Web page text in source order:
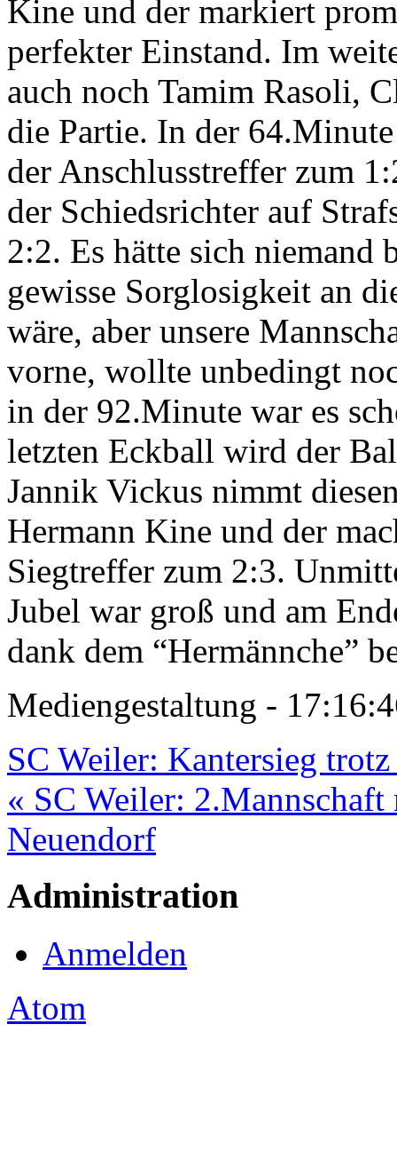
Kine und der markiert
perfekter Einstand. Im
auch noch Tamim Rasoli,
die Partie. In der
der Anschlusstreffer zum
der Schiedsrichter auf
2:2. Es hätte sich niemand
gewisse Sorglosigkeit an
wäre, aber unsere
vorne, wollte unbedingt
in der 92.Minute war es
letzten Eckball wird der
Jannik Vickus nimmt
Hermann Kine und der
Siegtreffer zum 2:3.
Jubel war groß und am
dank dem “Hermännche”
Mediengestaltung -
SC Weiler: Kantersieg
« SC Weiler:
Neuendorf
Administration
Anmelden
Atom